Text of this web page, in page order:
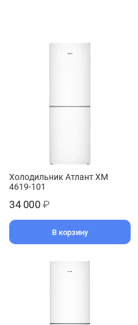
Холодильник Атлант ХМ
4619-101
34 000 ₽
В корзину